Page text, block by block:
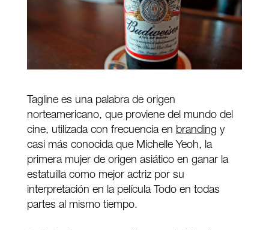
Tagline es una palabra de origen
norteamericano, que proviene del mundo del
cine, utilizada con frecuencia en branding y
casi más conocida que Michelle Yeoh, la
primera mujer de origen asiático en ganar la
estatuilla como mejor actriz por su
interpretación en la película Todo en todas
partes al mismo tiempo.